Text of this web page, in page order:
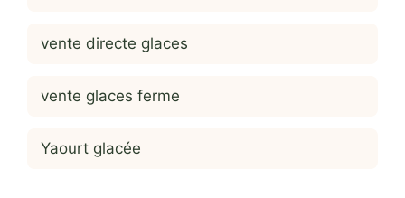
vente directe glaces
vente glaces ferme
Yaourt glacée